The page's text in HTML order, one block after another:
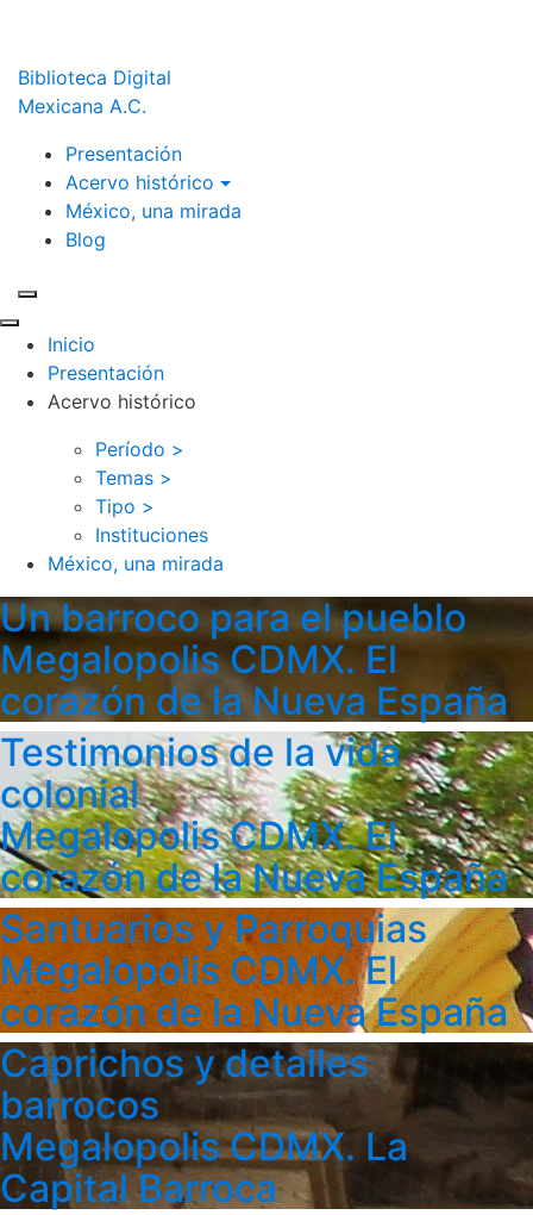
Biblioteca Digital
Mexicana A.C.
Presentación
Acervo histórico
México, una mirada
Blog
Inicio
Presentación
Acervo histórico
Período >
Temas >
Tipo >
Instituciones
México, una mirada
Un barroco para el pueblo
Megalopolis CDMX. El
corazón de la Nueva España
Testimonios de la vida
colonial
Megalopolis CDMX. El
corazón de la Nueva España
Santuarios y Parroquias
Megalopolis CDMX. El
corazón de la Nueva España
Caprichos y detalles
barrocos
Megalopolis CDMX. La
Capital Barroca